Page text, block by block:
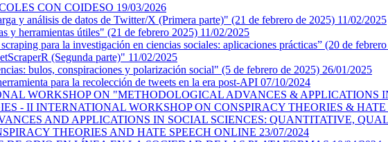
CON COIDESO 19/03/2026
y análisis de datos de Twitter/X (Primera parte)" (21 de febrero de 2025) 11/02/2025
y herramientas útiles" (21 de febrero 2025) 11/02/2025
para la investigación en ciencias sociales: aplicaciones prácticas” (20 de
(Segunda parte)" 11/02/2025
bulos, conspiraciones y polarización social" (5 de febrero de 2025) 26/01/2025
para la recolección de tweets en la era post-API 07/10/2024
WORKSHOP ON "METHODOLOGICAL ADVANCES & APPLICATIONS
- II INTERNATIONAL WORKSHOP ON CONSPIRACY THEORIES & HATE
AND APPLICATIONS IN SOCIAL SCIENCES: QUANTITATIVE,
THEORIES AND HATE SPEECH ONLINE 23/07/2024